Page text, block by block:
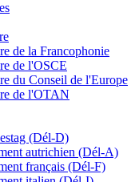
de la Francophonie
de l'OSCE
du Conseil de l'Europe
de l'OTAN
(Dél-D)
autrichien (Dél-A)
français (Dél-F)